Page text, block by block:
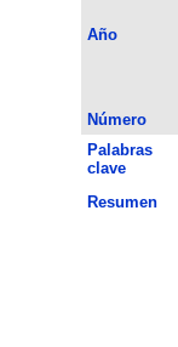
Año
Número
Palabras
clave
Resumen